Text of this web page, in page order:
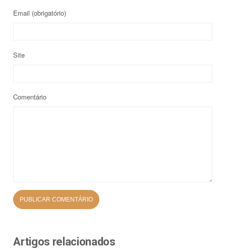
Email (obrigatório)
Site
Comentário
Artigos relacionados